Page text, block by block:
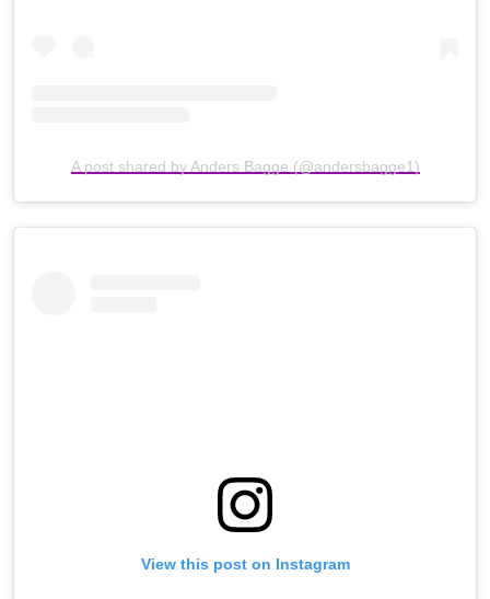
A post shared by Anders Bagge (@andersbagge1)
View this post on Instagram